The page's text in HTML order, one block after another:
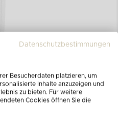
Datenschutzbestimmungen
Besucherdaten platzieren, um
Inhalte anzuzeigen und
zu bieten. Für weitere
Cookies öffnen Sie die